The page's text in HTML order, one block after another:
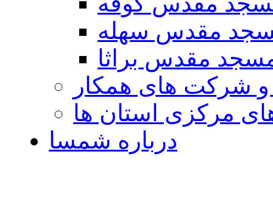
مقدس سهله
مقدس براثا
و شرکت های همکار
مرکزی استان ها
درباره شمسا